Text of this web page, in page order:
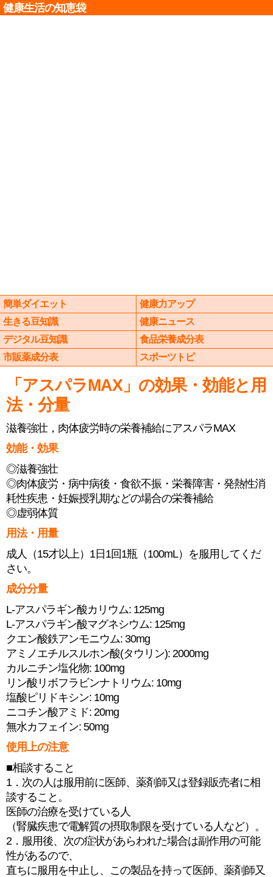
健康生活の知恵袋
簡単ダイエット
健康力アップ
生きる豆知識
健康ニュース
デジタル豆知識
食品栄養成分表
市販薬成分表
スポーツトピ
「アスパラMAX」の効果・効能と用
法・分量
滋養強壮，肉体疲労時の栄養補給にアスパラMAX
効能・効果
◎滋養強壮
◎肉体疲労・病中病後・食欲不振・栄養障害・発熱性消
耗性疾患・妊娠授乳期などの場合の栄養補給
◎虚弱体質
用法・用量
成人（15才以上）1日1回1瓶（100mL）を服用してくだ
さい。
成分分量
L-アスパラギン酸カリウム: 125mg
L-アスパラギン酸マグネシウム: 125mg
クエン酸鉄アンモニウム: 30mg
アミノエチルスルホン酸(タウリン): 2000mg
カルニチン塩化物: 100mg
リン酸リボフラビンナトリウム: 10mg
塩酸ピリドキシン: 10mg
ニコチン酸アミド: 20mg
無水カフェイン: 50mg
使用上の注意
■相談すること
1．次の人は服用前に医師、薬剤師又は登録販売者に相
談すること。
医師の治療を受けている人
（腎臓疾患で電解質の摂取制限を受けている人など）。
2．服用後、次の症状があらわれた場合は副作用の可能
性があるので、
直ちに服用を中止し、この製品を持って医師、薬剤師又